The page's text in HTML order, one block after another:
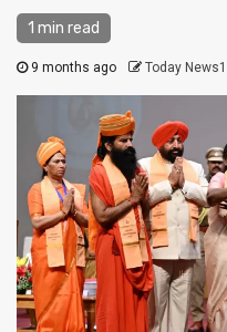
1 min read
9 months ago Today